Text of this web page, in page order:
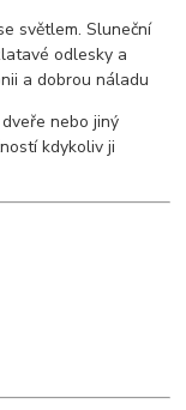
světlem. Sluneční
odlesky a
a dobrou náladu
nebo jiný
kdykoliv ji